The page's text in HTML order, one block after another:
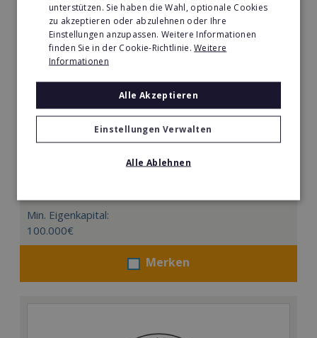
Mindways 3D TrickArt
3D TrickArt ist der neue Mega-Freizeittrend für die
Min. Eigenkapital:
100.000€
Merken
unterstützen. Sie haben die Wahl, optionale Cookies
zu akzeptieren oder abzulehnen oder Ihre
Einstellungen anzupassen. Weitere Informationen
finden Sie in der Cookie-Richtlinie.Weitere
Informationen
Alle Akzeptieren
Einstellungen Verwalten
Alle Ablehnen